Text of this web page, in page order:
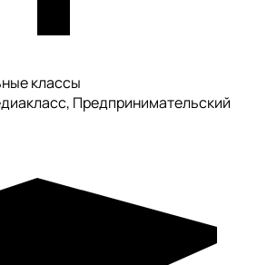
классы
Предпринимательский